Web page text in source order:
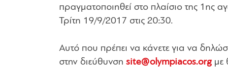
πραγματοποιηθεί στο πλαίσιο της 1ης
Τρίτη 19/9/2017 στις 20:30.
Αυτό που πρέπει να κάνετε για να
στην διεύθυνση site@olympiacos.orgμε